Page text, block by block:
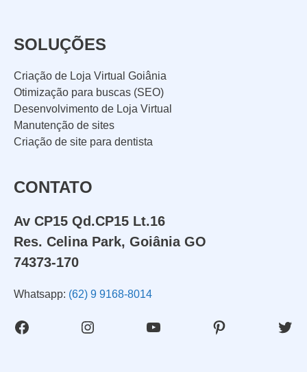
SOLUÇÕES
Criação de Loja Virtual Goiânia
Otimização para buscas (SEO)
Desenvolvimento de Loja Virtual
Manutenção de sites
Criação de site para dentista
CONTATO
Av CP15 Qd.CP15 Lt.16
Res. Celina Park, Goiânia GO
74373-170
Whatsapp: (62) 9 9168-8014
FacebookInstagramYoutube Pinterest